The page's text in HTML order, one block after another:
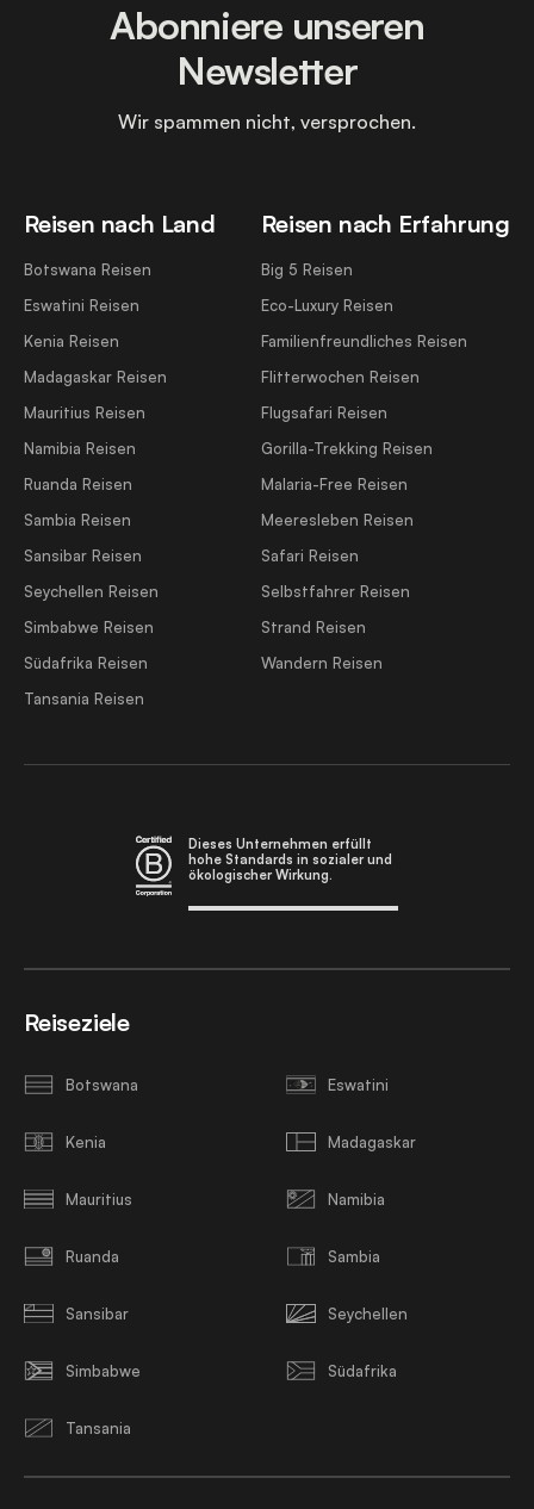
Reisen nach Land
Botswana Reisen
Eswatini Reisen
Kenia Reisen
Madagaskar Reisen
Mauritius Reisen
Namibia Reisen
Ruanda Reisen
Sambia Reisen
Sansibar Reisen
Seychellen Reisen
Simbabwe Reisen
Südafrika Reisen
Tansania Reisen
Reisen nach Erfahrung
Big 5 Reisen
Eco-Luxury Reisen
Familienfreundliches Reisen
Flitterwochen Reisen
Flugsafari Reisen
Gorilla-Trekking Reisen
Malaria-Free Reisen
Meeresleben Reisen
Safari Reisen
Selbstfahrer Reisen
Strand Reisen
Wandern Reisen
Abonniere unseren
Newsletter
Wir spammen nicht, versprochen.
Dieses Unternehmen erfüllt
hohe Standards in sozialer und
ökologischer Wirkung.
Reiseziele
Botswana Eswatini
Kenia Madagaskar
Mauritius Namibia
Ruanda Sambia
Sansibar Seychellen
Simbabwe Südafrika
Tansania